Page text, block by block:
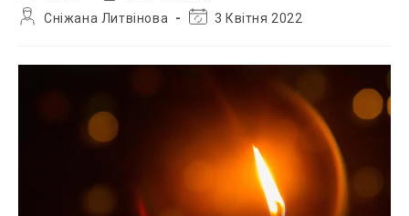
запису:
АвторСніжана Литвінова
Остання3 Квітня 2022